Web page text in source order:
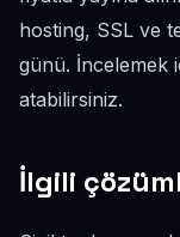
hosting, SSL ve
günü. İncelemek
atabilirsiniz.
İlgili